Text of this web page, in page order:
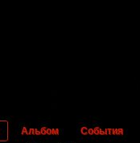
Альбом События